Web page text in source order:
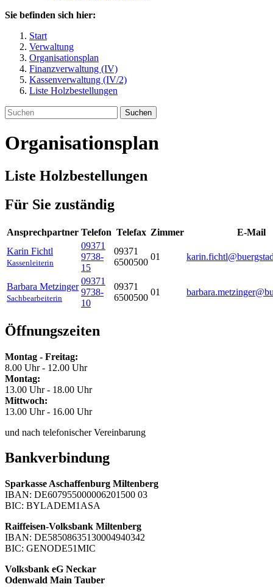
Sie befinden sich hier:
Start
Verwaltung
Organisationsplan
Finanzverwaltung (IV)
Kassenverwaltung (IV/2)
Liste Holzbestellungen
Suchen
Organisationsplan
Liste Holzbestellungen
Für Sie zuständig
Ansprechpartner Telefon Telefax Zimmer
E-Mail
Karin Fichtl
Kassenleiterin
09371
9738-
15
09371
6500500
01
Barbara Metzinger
Sachbearbeiterin
09371
9738-
10
09371
6500500
01
Öffnungszeiten
Montag - Freitag:
8.00 Uhr - 12.00 Uhr
Montag:
13.00 Uhr - 18.00 Uhr
Mittwoch:
13.00 Uhr - 16.00 Uhr
und nach telefonischer Vereinbarung
Bankverbindung
Sparkasse Aschaffenburg Miltenberg
IBAN: DE607955000006201500 03
BIC: BYLADEM1ASA
Raiffeisen-Volksbank Miltenberg
IBAN: DE58508635130004940342
BIC: GENODE51MIC
Volksbank eG Neckar
Odenwald Main Tauber